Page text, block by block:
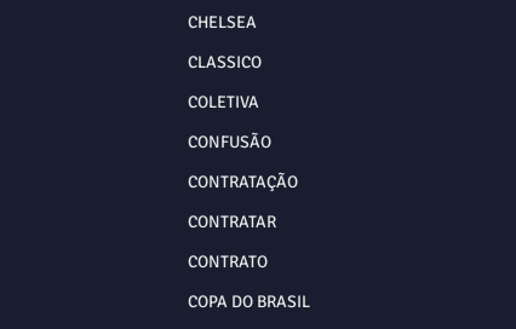
CHELSEA
CLASSICO
COLETIVA
CONFUSÃO
CONTRATAÇÃO
CONTRATAR
CONTRATO
COPA DO BRASIL